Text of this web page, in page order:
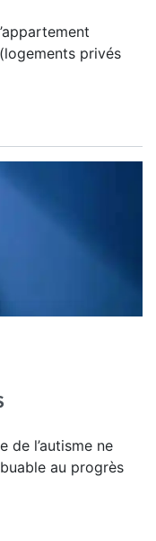
privés
de l’autisme ne
au progrès